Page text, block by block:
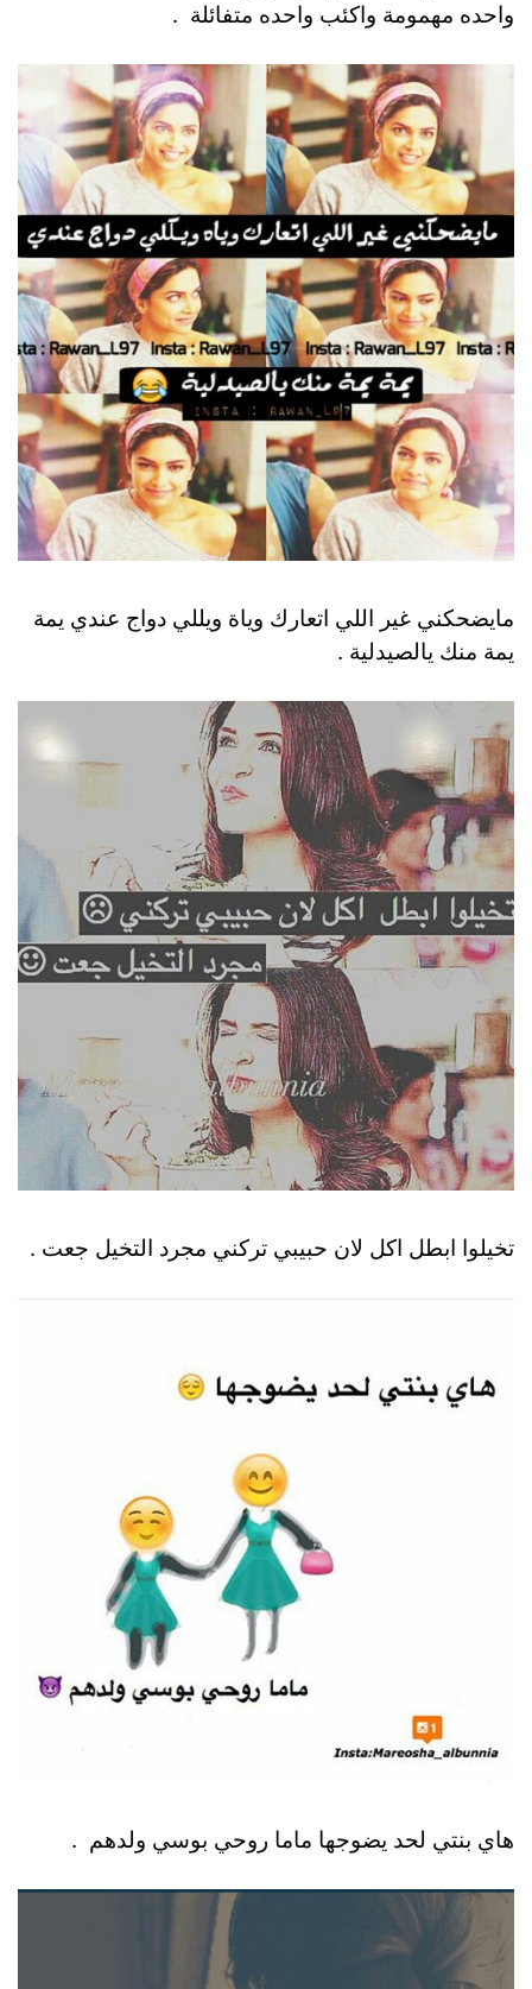
واحده مهمومة واكئب واحده متفائلة .
مايضحكني غير اللي اتعارك وياة ويللي دواج عندي يمة
يمة منك يالصيدلية .
تخيلوا ابطل اكل لان حبيبي تركني مجرد التخيل جعت .
هاي بنتي لحد يضوجها ماما روحي بوسي ولدهم .